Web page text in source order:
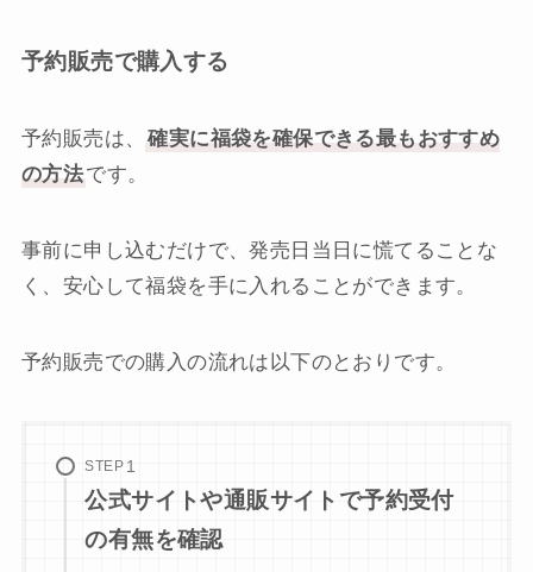
予約販売で購入する
予約販売は、
確実に福袋を確保できる最もおすすめ
の方法です。
事前に申し込むだけで、発売日当日に慌てることな
く、安心して福袋を手に入れることができます。
予約販売での購入の流れは以下のとおりです。
STEP
公式サイトや通販サイトで予約受付
の有無を確認